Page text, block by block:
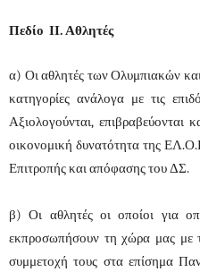
Πεδίο ΙΙ. Αθλητές
α) Οι αθλητές των Ολυμπιακών
κατηγορίες ανάλογα με τις
Αξιολογούνται, επιβραβεύονται
οικονομική δυνατότητα της
Επιτροπής και απόφασης του ΔΣ.
β) Οι αθλητές οι οποίοι για
εκπροσωπήσουν τη χώρα μας με
συμμετοχή τους στα επίσημα